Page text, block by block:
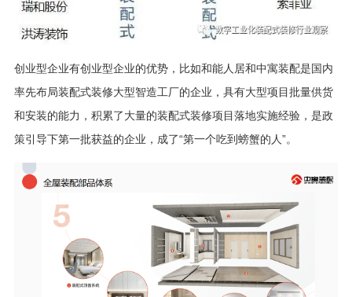
创业型企业有创业型企业的优势，比如和能人居和中寓装配是国内
率先布局装配式装修大型智造工厂的企业，具有大型项目批量供货
和安装的能力，积累了大量的装配式装修项目落地实施经验，是政
策引导下第一批获益的企业，成了“第一个吃到螃蟹的人”。